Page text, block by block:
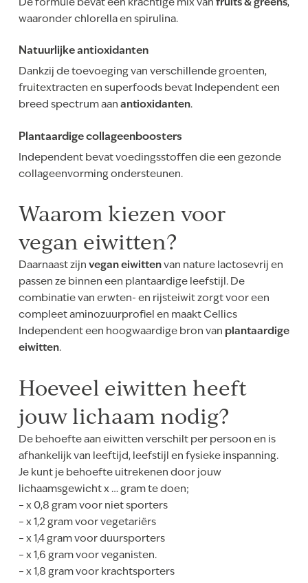
De formule bevat een krachtige mix van fruits & greens,
waaronder chlorella en spirulina.
Natuurlijke antioxidanten
Dankzij de toevoeging van verschillende groenten,
fruitextracten en superfoods bevat Independent een
breed spectrum aan antioxidanten.
Plantaardige collageenboosters
Independent bevat voedingsstoffen die een gezonde
collageenvorming ondersteunen.
Waarom kiezen voor
vegan eiwitten?
Daarnaast zijn vegan eiwittenvan nature lactosevrij en
passen ze binnen een plantaardige leefstijl. De
combinatie van erwten- en rijsteiwit zorgt voor een
compleet aminozuurprofiel en maakt Cellics
Independent een hoogwaardige bron van plantaardige
eiwitten.
Hoeveel eiwitten heeft
jouw lichaam nodig?
De behoefte aan eiwitten verschilt per persoon en is
afhankelijk van leeftijd, leefstijl en fysieke inspanning.
Je kunt je behoefte uitrekenen door jouw
lichaamsgewicht x … gram te doen;
– x 0,8 gram voor niet sporters
– x 1,2 gram voor vegetariërs
– x 1,4 gram voor duursporters
– x 1,6 gram voor veganisten.
– x 1,8 gram voor krachtsporters